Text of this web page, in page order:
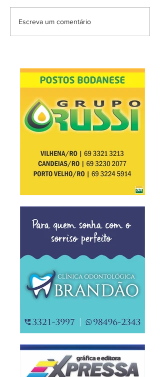
Escreva um comentário